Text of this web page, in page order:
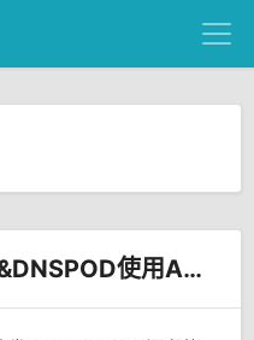
acme.sh脚本 - Aliyun&DNSPOD使用API快速 签发Let's Encrypt泛域名SSL证书